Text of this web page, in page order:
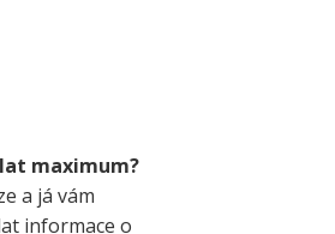
maximum?
a já vám
informace o